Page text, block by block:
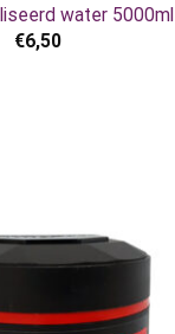
water 5000ml
€6,50